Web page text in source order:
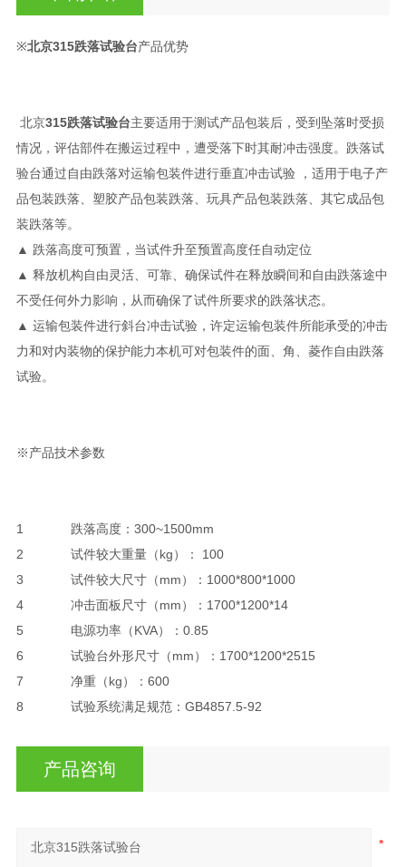
※北京315跌落试验台产品优势
北京315跌落试验台主要适用于测试产品包装后，受到坠落时受损
情况，评估部件在搬运过程中，遭受落下时其耐冲击强度。跌落试
验台通过自由跌落对运输包装件进行垂直冲击试验 ，适用于电子产
品包装跌落、塑胶产品包装跌落、玩具产品包装跌落、其它成品包
装跌落等。
▲ 跌落高度可预置，当试件升至预置高度任自动定位
▲ 释放机构自由灵活、可靠、确保试件在释放瞬间和自由跌落途中
不受任何外力影响，从而确保了试件所要求的跌落状态。
▲ 运输包装件进行斜台冲击试验，许定运输包装件所能承受的冲击
力和对内装物的保护能力本机可对包装件的面、角、菱作自由跌落
试验。
※产品技术参数
1 跌落高度：300~1500mm
2 试件较大重量（kg）： 100
3 试件较大尺寸（mm）：1000*800*1000
4 冲击面板尺寸（mm）：1700*1200*14
5 电源功率（KVA）：0.85
6 试验台外形尺寸（mm）：1700*1200*2515
7 净重（kg）：600
8 试验系统满足规范：GB4857.5-92
产品咨询